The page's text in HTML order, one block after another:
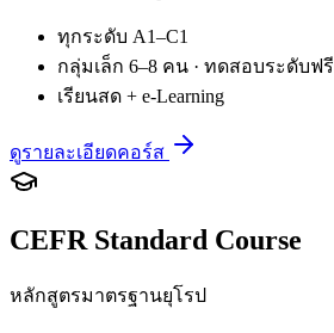
ทุกระดับ A1–C1
กลุ่มเล็ก 6–8 คน · ทดสอบระดับฟรี
เรียนสด + e-Learning
ดูรายละเอียดคอร์ส
CEFR Standard Course
หลักสูตรมาตรฐานยุโรป